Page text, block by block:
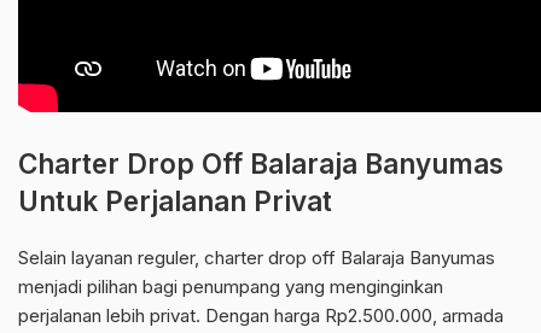
Charter Drop Off Balaraja Banyumas
Untuk Perjalanan Privat
Selain layanan reguler, charter drop off Balaraja Banyumas
menjadi pilihan bagi penumpang yang menginginkan
perjalanan lebih privat. Dengan harga Rp2.500.000, armada